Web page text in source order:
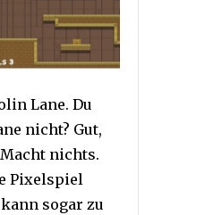
Lane. Du
nicht? Gut,
nichts.
Pixelspiel
kann sogar zu